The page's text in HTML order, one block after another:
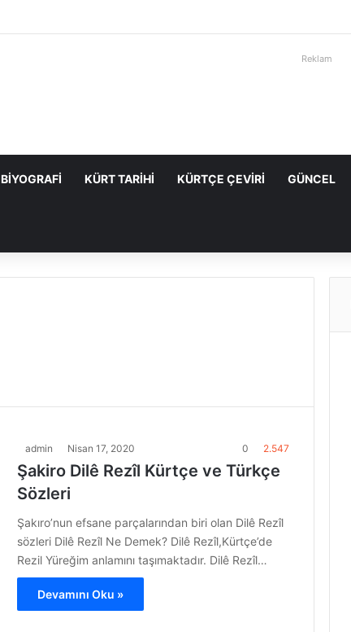
Reklam
BIYOGRAFI KÜRT TARIHI KÜRTÇE ÇEVIRI GÜNCEL
admin Nisan 17, 2020 0 2.547
Şakiro Dilê Rezîl Kürtçe ve Türkçe
Sözleri
Şakıro’nun efsane parçalarından biri olan Dilê Rezîl
sözleri Dilê Rezîl Ne Demek? Dilê Rezîl,Kürtçe’de
Rezil Yüreğim anlamını taşımaktadır. Dilê Rezîl…
Devamını Oku »